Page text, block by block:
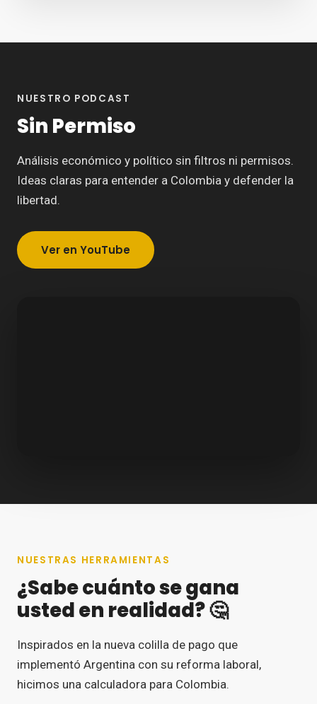
NUESTRO PODCAST
Sin Permiso
Análisis económico y político sin filtros ni permisos.
Ideas claras para entender a Colombia y defender la
libertad.
Ver en YouTube
NUESTRAS HERRAMIENTAS
¿Sabe cuánto se gana
usted en realidad? 🤔
Inspirados en la nueva colilla de pago que
implementó Argentina con su reforma laboral,
hicimos una calculadora para Colombia.